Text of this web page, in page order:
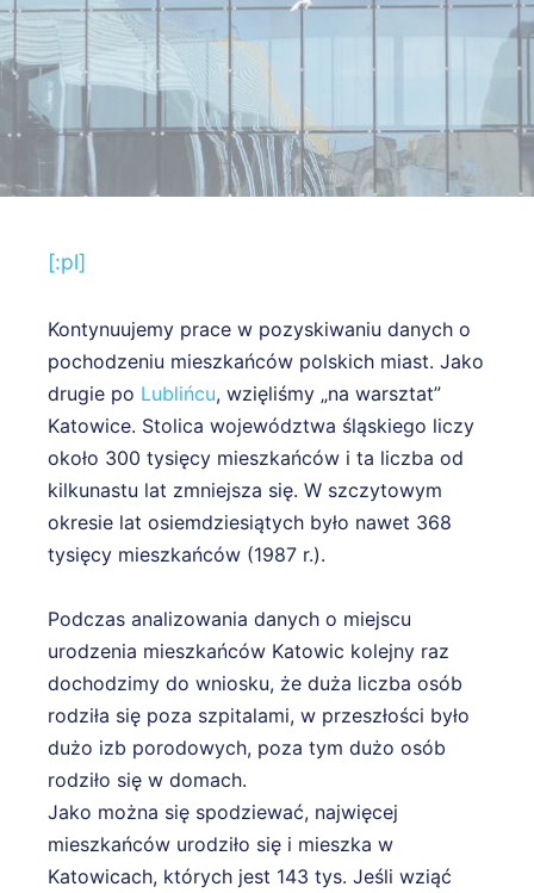
[:pl]
Kontynuujemy prace w pozyskiwaniu danych o
pochodzeniu mieszkańców polskich miast. Jako
drugie po Lublińcu, wzięliśmy „na warsztat”
Katowice. Stolica województwa śląskiego liczy
około 300 tysięcy mieszkańców i ta liczba od
kilkunastu lat zmniejsza się. W szczytowym
okresie lat osiemdziesiątych było nawet 368
tysięcy mieszkańców (1987 r.).
Podczas analizowania danych o miejscu
urodzenia mieszkańców Katowic kolejny raz
dochodzimy do wniosku, że duża liczba osób
rodziła się poza szpitalami, w przeszłości było
dużo izb porodowych, poza tym dużo osób
rodziło się w domach.
Jako można się spodziewać, najwięcej
mieszkańców urodziło się i mieszka w
Katowicach, których jest 143 tys. Jeśli wziąć